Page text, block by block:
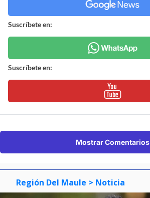
Suscríbete en:
Suscríbete en:
Mostrar Comentarios
Región Del Maule > Noticia